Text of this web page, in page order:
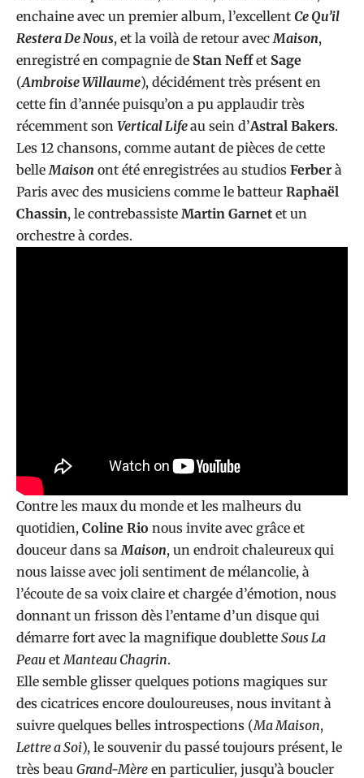
enchaine avec un premier album, l’excellent Ce Qu’il
Restera De Nous, et la voilà de retour avecMaison,
enregistré en compagnie de Stan Neffet Sage
(Ambroise Willaume), décidément très présent en
cette fin d’année puisqu’on a pu applaudir très
récemment son Vertical Lifeau sein d’Astral Bakers.
Les 12 chansons, comme autant de pièces de cette
belleMaison ont été enregistrées au studios Ferber à
Paris avec des musiciens comme le batteur Raphaël
Chassin, le contrebassiste Martin Garnet et un
orchestre à cordes.
Contre les maux du monde et les malheurs du
quotidien, Coline Rio nous invite avec grâce et
douceur dans saMaison, un endroit chaleureux qui
nous laisse avec joli sentiment de mélancolie, à
l’écoute de sa voix claire et chargée d’émotion, nous
donnant un frisson dès l’entame d’un disque qui
démarre fort avec la magnifique doublette Sous La
Peau etManteau Chagrin.
Elle semble glisser quelques potions magiques sur
des cicatrices encore douloureuses, nous invitant à
suivre quelques belles introspections (Ma Maison,
Lettre a Soi), le souvenir du passé toujours présent, le
très beau Grand-Mère en particulier, jusqu’à boucler